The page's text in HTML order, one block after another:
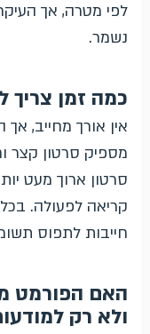
לפי מטרה, אך
נשמר.
כמה זמן צריך
אין אורך מחייב,
מספיק סרטון קצר
סרטון ארוך מעט
קריאה לפעולה.
חייבות לתפוס
האם הפורמט
ולא רק